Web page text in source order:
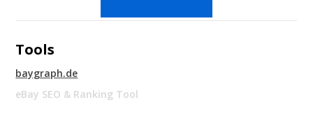
Tools
baygraph.de
eBay SEO & Ranking Tool